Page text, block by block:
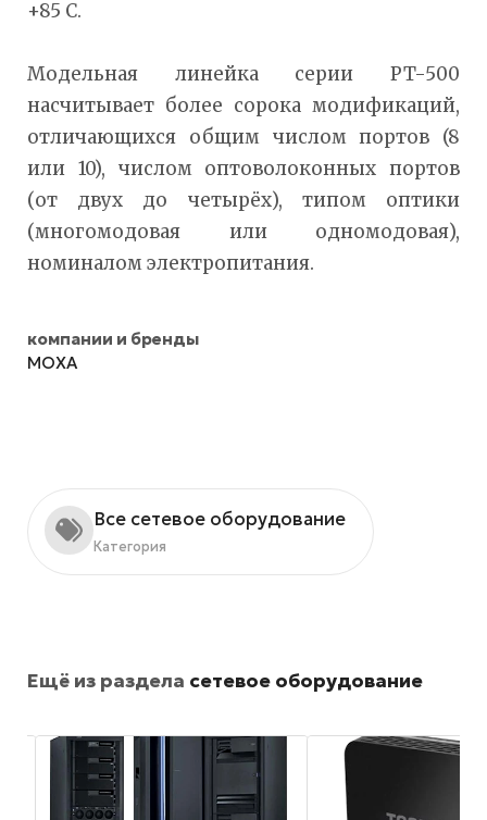
+85 C.
Модельная линейка серии PT-500
насчитывает более сорока модификаций,
отличающихся общим числом портов (8
или 10), числом оптоволоконных портов
(от двух до четырёх), типом оптики
(многомодовая или одномодовая),
номиналом электропитания.
компании и бренды
MOXA
Все сетевое оборудование
Категория
Ещё из раздела сетевое оборудование